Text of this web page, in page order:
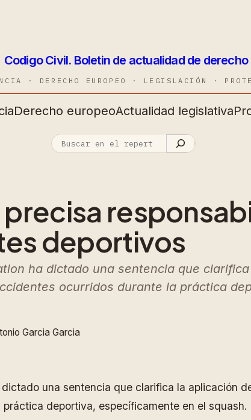
Codigo Civil. Boletin de actualidad de
· DERECHO EUROPEO · LEGISLACIÓN ·
Derecho europeoActualidad legislativa
deportivos
ha dictado una sentencia que
ocurridos durante la práctica
Garcia Garcia
una sentencia que clarifica la aplicación
deportiva, específicamente en el squash.